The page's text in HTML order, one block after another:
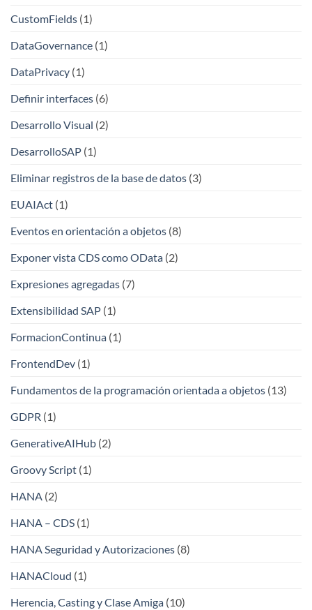
CustomFields (1)
DataGovernance (1)
DataPrivacy (1)
Definir interfaces (6)
Desarrollo Visual (2)
DesarrolloSAP (1)
Eliminar registros de la base de datos (3)
EUAIAct (1)
Eventos en orientación a objetos (8)
Exponer vista CDS como OData (2)
Expresiones agregadas (7)
Extensibilidad SAP (1)
FormacionContinua (1)
FrontendDev (1)
Fundamentos de la programación orientada a objetos (13)
GDPR (1)
GenerativeAIHub (2)
Groovy Script (1)
HANA (2)
HANA – CDS (1)
HANA Seguridad y Autorizaciones (8)
HANACloud (1)
Herencia, Casting y Clase Amiga (10)